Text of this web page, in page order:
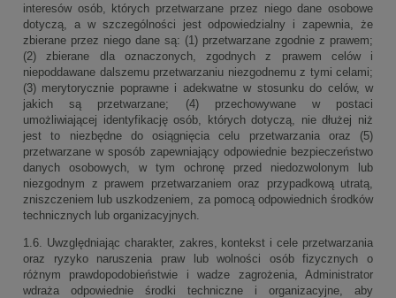
interesów osób, których przetwarzane przez niego dane osobowe
dotyczą, a w szczególności jest odpowiedzialny i zapewnia, że
zbierane przez niego dane są: (1) przetwarzane zgodnie z prawem;
(2) zbierane dla oznaczonych, zgodnych z prawem celów i
niepoddawane dalszemu przetwarzaniu niezgodnemu z tymi celami;
(3) merytorycznie poprawne i adekwatne w stosunku do celów, w
jakich są przetwarzane; (4) przechowywane w postaci
umożliwiającej identyfikację osób, których dotyczą, nie dłużej niż
jest to niezbędne do osiągnięcia celu przetwarzania oraz (5)
przetwarzane w sposób zapewniający odpowiednie bezpieczeństwo
danych osobowych, w tym ochronę przed niedozwolonym lub
niezgodnym z prawem przetwarzaniem oraz przypadkową utratą,
zniszczeniem lub uszkodzeniem, za pomocą odpowiednich środków
technicznych lub organizacyjnych.
1.6. Uwzględniając charakter, zakres, kontekst i cele przetwarzania
oraz ryzyko naruszenia praw lub wolności osób fizycznych o
różnym prawdopodobieństwie i wadze zagrożenia, Administrator
wdraża odpowiednie środki techniczne i organizacyjne, aby